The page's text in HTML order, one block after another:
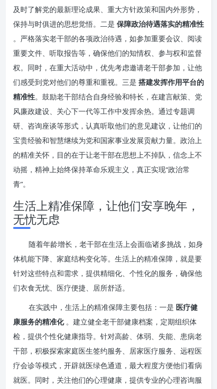
及时了解党的最新理论成果、重大方针政策和国内外形势，
保持与时俱进的思想觉悟。二是 保障政治待遇落实的精准性
。严格落实老干部的各项政治待遇，如参加重要会议、阅读
重要文件、听取报告等，确保他们的知情权、参与权和监督
权。同时，在重大活动中，优先考虑邀请老干部参加，让他
们感受到党对他们的尊重和重视。三是 搭建发挥作用平台的
精准性。鼓励老干部结合自身经验和特长，在建言献策、党
风廉政建设、关心下一代等工作中发挥余热。通过专题调
研、咨询座谈等形式，认真听取他们的意见建议，让他们的
宝贵经验和智慧继续为党和国家事业发展贡献力量。政治上
的精准关怀，目的在于让老干部在思想上不掉队，信念上不
动摇，精神上始终保持革命乐观主义，真正实现“政治常
青”。
生活上精准保障，让他们安享晚年，
无忧无虑
随着年龄增长，老干部在生活上会面临诸多挑战，如身
体机能下降、家庭结构变化等。生活上的精准保障，就是要
针对这些特点和需求，提供精细化、个性化的服务，确保他
们衣食无忧、医疗便捷、居所舒适。
在实践中，生活上的精准保障主要包括：一是 医疗健
康服务的精准化 。建立健全老干部健康档案，定期组织体
检，提供个性化健康指导。针对高龄、体弱、失能、患病老
干部，积极探索家庭医生签约服务、居家医疗服务、远程医
疗会诊等模式，开辟就医绿色通道，最大程度方便他们看病
就医。同时，关注他们的心理健康，提供专业的心理咨询服